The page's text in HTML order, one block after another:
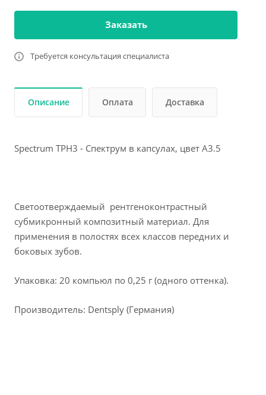
Заказать
Требуется консультация специалиста
Описание Оплата Доставка
Spectrum TPH3 - Спектрум в капсулах, цвет А3.5
Светоотверждаемый рентгеноконтрастный
субмикронный композитный материал. Для
применения в полостях всех классов передних и
боковых зубов.
Упаковка: 20 компьюл по 0,25 г (одного оттенка).
Производитель: Dentsply (Германия)